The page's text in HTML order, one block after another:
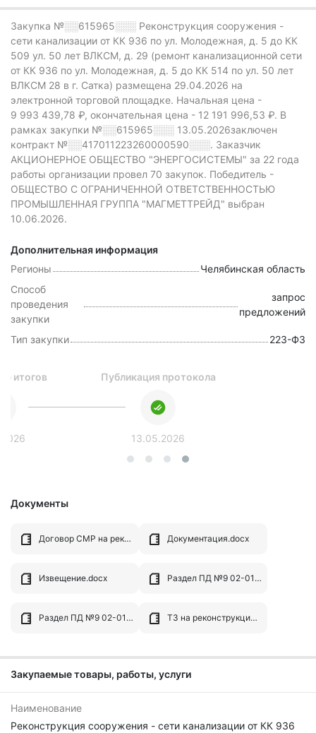
Закупка №░░615965░░░ Реконструкция сооружения -
сети канализации от КК 936 по ул. Молодежная, д. 5 до КК
509 ул. 50 лет ВЛКСМ, д. 29 (ремонт канализационной сети
от КК 936 по ул. Молодежная, д. 5 до КК 514 по ул. 50 лет
ВЛКСМ 28 в г. Сатка) размещена 29.04.2026 на
электронной торговой площадке. Начальная цена -
9 993 439,78 ₽, окончательная цена - 12 191 996,53 ₽. В
рамках закупки №░░615965░░░ 13.05.2026заключен
контракт №░░417011223260000590░░░. Заказчик
АКЦИОНЕРНОЕ ОБЩЕСТВО "ЭНЕРГОСИСТЕМЫ" за 22 года
работы организации провел 70 закупок. Победитель -
ОБЩЕСТВО С ОГРАНИЧЕННОЙ ОТВЕТСТВЕННОСТЬЮ
ПРОМЫШЛЕННАЯ ГРУППА "МАГМЕТТРЕЙД" выбран
10.06.2026.
Дополнительная информация
Регионы
Челябинская область
Способ
проведения
закупки
запрос
предложений
Тип закупки 223-ФЗ
итогов Публикация протокола
13.05.2026
Документы
Договор СМР на реконструкцию сетей ВО по ул. 50 лет ВЛКСМ.docx Документация.docx
Извещение.docx Раздел ПД №9 02-01-01 Наружные сети канализации - ВОР.pdf
Раздел ПД №9 02-01-01 Наружные сети канализации - ЛСР.pdf ТЗ на реконструкцию сетей ВО по ул. 50 лет ВЛКСМ.docx
Закупаемые товары, работы, услуги
Наименование
Реконструкция сооружения - сети канализации от КК 936